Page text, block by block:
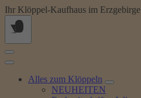
Springe
zum
Inhalt
Ihr Klöppel-Kaufhaus im Erzgebirge
Alles zum Klöppeln
NEUHEITEN